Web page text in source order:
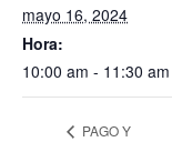
mayo 16, 2024
Hora:
10:00 am - 11:30 am
PAGO Y